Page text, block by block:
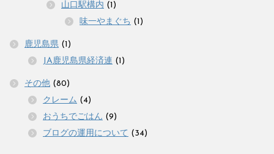
山口駅構内 (1)
味一やまぐち (1)
鹿児島県 (1)
JA鹿児島県経済連 (1)
その他 (80)
クレーム (4)
おうちでごはん (9)
ブログの運用について (34)